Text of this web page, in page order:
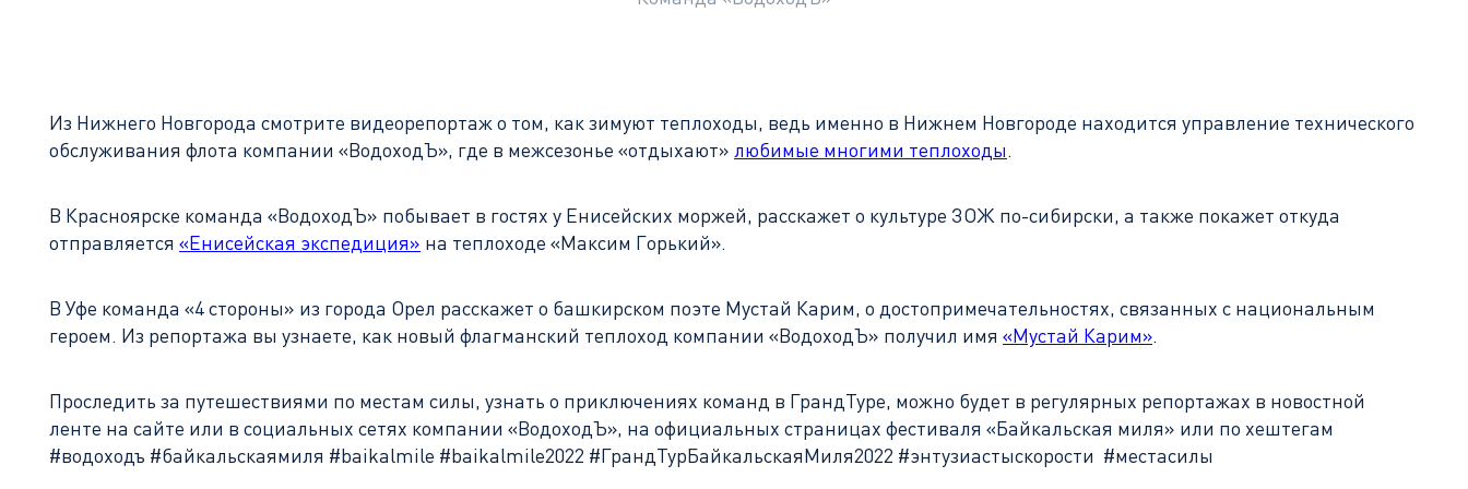
Из Нижнего Новгорода смотрите видеорепортаж о том, как зимуют теплоходы, ведь именно в Нижнем Новгороде находится управление технического
обслуживания флота компании «ВодоходЪ», где в межсезонье «отдыхают» любимые многими теплоходы.
В Красноярске команда «ВодоходЪ» побывает в гостях у Енисейских моржей, расскажет о культуре ЗОЖ по-сибирски, а также покажет откуда
отправляется «Енисейская экспедиция» на теплоходе «Максим Горький».
В Уфе команда «4 стороны» из города Орел расскажет о башкирском поэте Мустай Карим, о достопримечательностях, связанных с национальным
героем. Из репортажа вы узнаете, как новый флагманский теплоход компании «ВодоходЪ» получил имя «Мустай Карим».
Проследить за путешествиями по местам силы, узнать о приключениях команд в ГрандТуре, можно будет в регулярных репортажах в новостной
ленте на сайте или в социальных сетях компании «ВодоходЪ», на официальных страницах фестиваля «Байкальская миля» или по хештегам
#водоходъ #байкальскаямиля #baikalmile #baikalmile2022 #ГрандТурБайкальскаяМиля2022 #энтузиастыскорости #местасилы